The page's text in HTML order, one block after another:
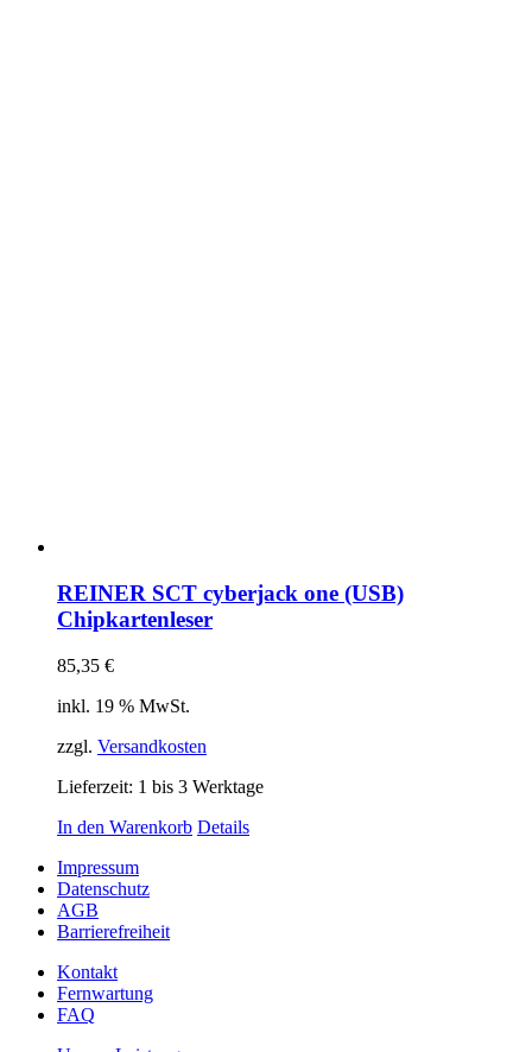
REINER SCT cyberjack one (USB)
Chipkartenleser
85,35 €
inkl. 19 % MwSt.
zzgl. Versandkosten
Lieferzeit: 1 bis 3 Werktage
In den Warenkorb Details
Impressum
Datenschutz
AGB
Barrierefreiheit
Kontakt
Fernwartung
FAQ